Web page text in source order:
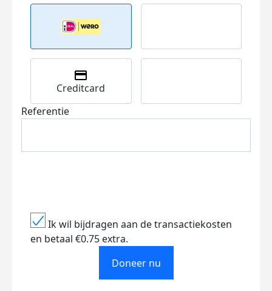
Creditcard
Referentie
Ik wil bijdragen aan de transactiekosten
en betaal €0.75 extra.
Doneer nu